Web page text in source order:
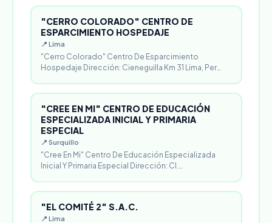
"CERRO COLORADO" CENTRO DE
ESPARCIMIENTO HOSPEDAJE
📍 Lima
"Cerro Colorado" Centro De Esparcimiento
Hospedaje Dirección: Cieneguilla Km 31 Lima, Per…
"CREE EN MI" CENTRO DE EDUCACIÓN
ESPECIALIZADA INICIAL Y PRIMARIA
ESPECIAL
📍 Surquillo
"Cree En Mi" Centro De Educación Especializada
Inicial Y Primaria Especial Dirección: Cl.…
"EL COMITÉ 2" S.A.C.
📍 Lima